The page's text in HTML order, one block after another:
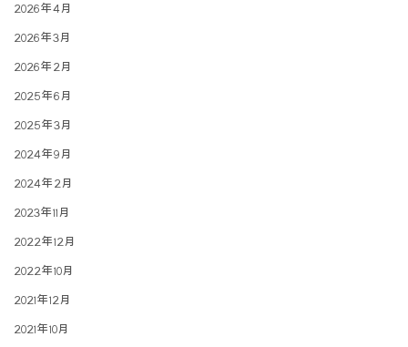
2026年4月
2026年3月
2026年2月
2025年6月
2025年3月
2024年9月
2024年2月
2023年11月
2022年12月
2022年10月
2021年12月
2021年10月